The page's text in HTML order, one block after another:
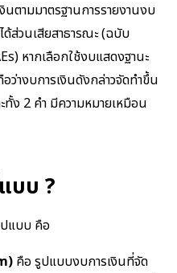
นตามมาตรฐานการรายงานงบ
ด้ส่วนเสียสาธารณะ (ฉบับ
หากเลือกใช้งบแสดงฐานะ
ว่างบการเงินดังกล่าวจัดทำขึ้น
ทั้ง 2 คำ มีความหมายเหมือน
บบ ?
แบบ คือ
คือ รูปแบบงบการเงินที่จัด